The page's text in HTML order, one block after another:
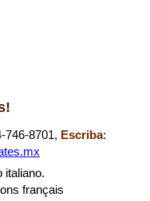
746-8701, Escriba:
italiano.
français